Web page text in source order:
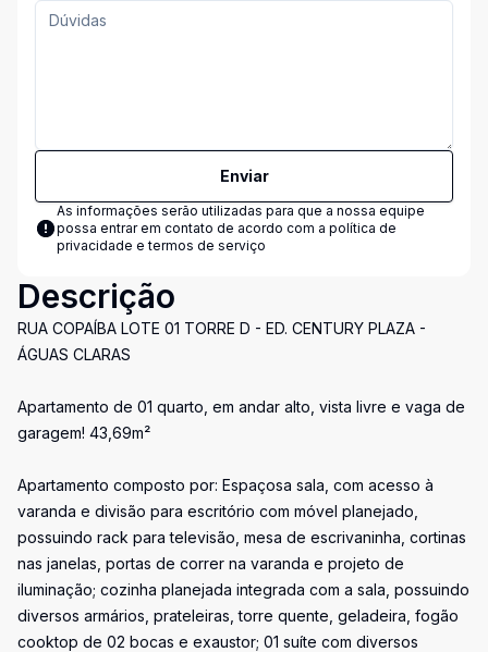
Enviar
As informações serão utilizadas para que a nossa equipe
possa entrar em contato de acordo com a política de
privacidade e termos de serviço
Descrição
RUA COPAÍBA LOTE 01 TORRE D - ED. CENTURY PLAZA -
ÁGUAS CLARAS
Apartamento de 01 quarto, em andar alto, vista livre e vaga de
garagem! 43,69m²
Apartamento composto por: Espaçosa sala, com acesso à
varanda e divisão para escritório com móvel planejado,
possuindo rack para televisão, mesa de escrivaninha, cortinas
nas janelas, portas de correr na varanda e projeto de
iluminação; cozinha planejada integrada com a sala, possuindo
diversos armários, prateleiras, torre quente, geladeira, fogão
cooktop de 02 bocas e exaustor; 01 suíte com diversos